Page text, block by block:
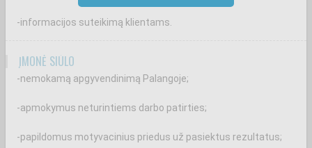
-informacijos suteikimą klientams.
ĮMONĖ SIŪLO
-nemokamą apgyvendinimą Palangoje;
-apmokymus neturintiems darbo patirties;
-papildomus motyvacinius priedus už pasiektus rezultatus;